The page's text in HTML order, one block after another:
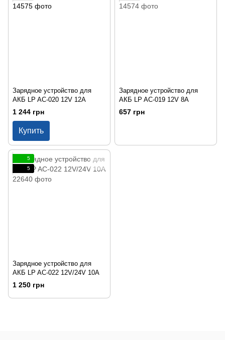
Зарядное устройство для
АКБ LP AC-020 12V 12A
1 244 грн
Купить
Зарядное устройство для
АКБ LP AC-019 12V 8A
657 грн
5
5
Зарядное устройство для
АКБ LP AC-022 12V/24V 10A
1 250 грн